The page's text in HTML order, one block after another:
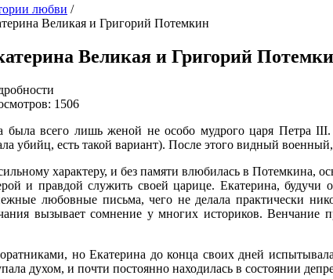
любви /
Великая и Григорий Потемкин
Великая и Григорий
1506
всего лишь женой не особо мудрого царя Петра
убийц, есть такой вариант). После этого видный
характеру, и без памяти влюбилась в Потемкина,
и правдой служить своей царице. Екатерина,
любовные письма, чего не делала практически
вызывает сомнение у многих историков. Венчание
но Екатерина до конца своих дней
духом, и почти постоянно находилась в состоянии